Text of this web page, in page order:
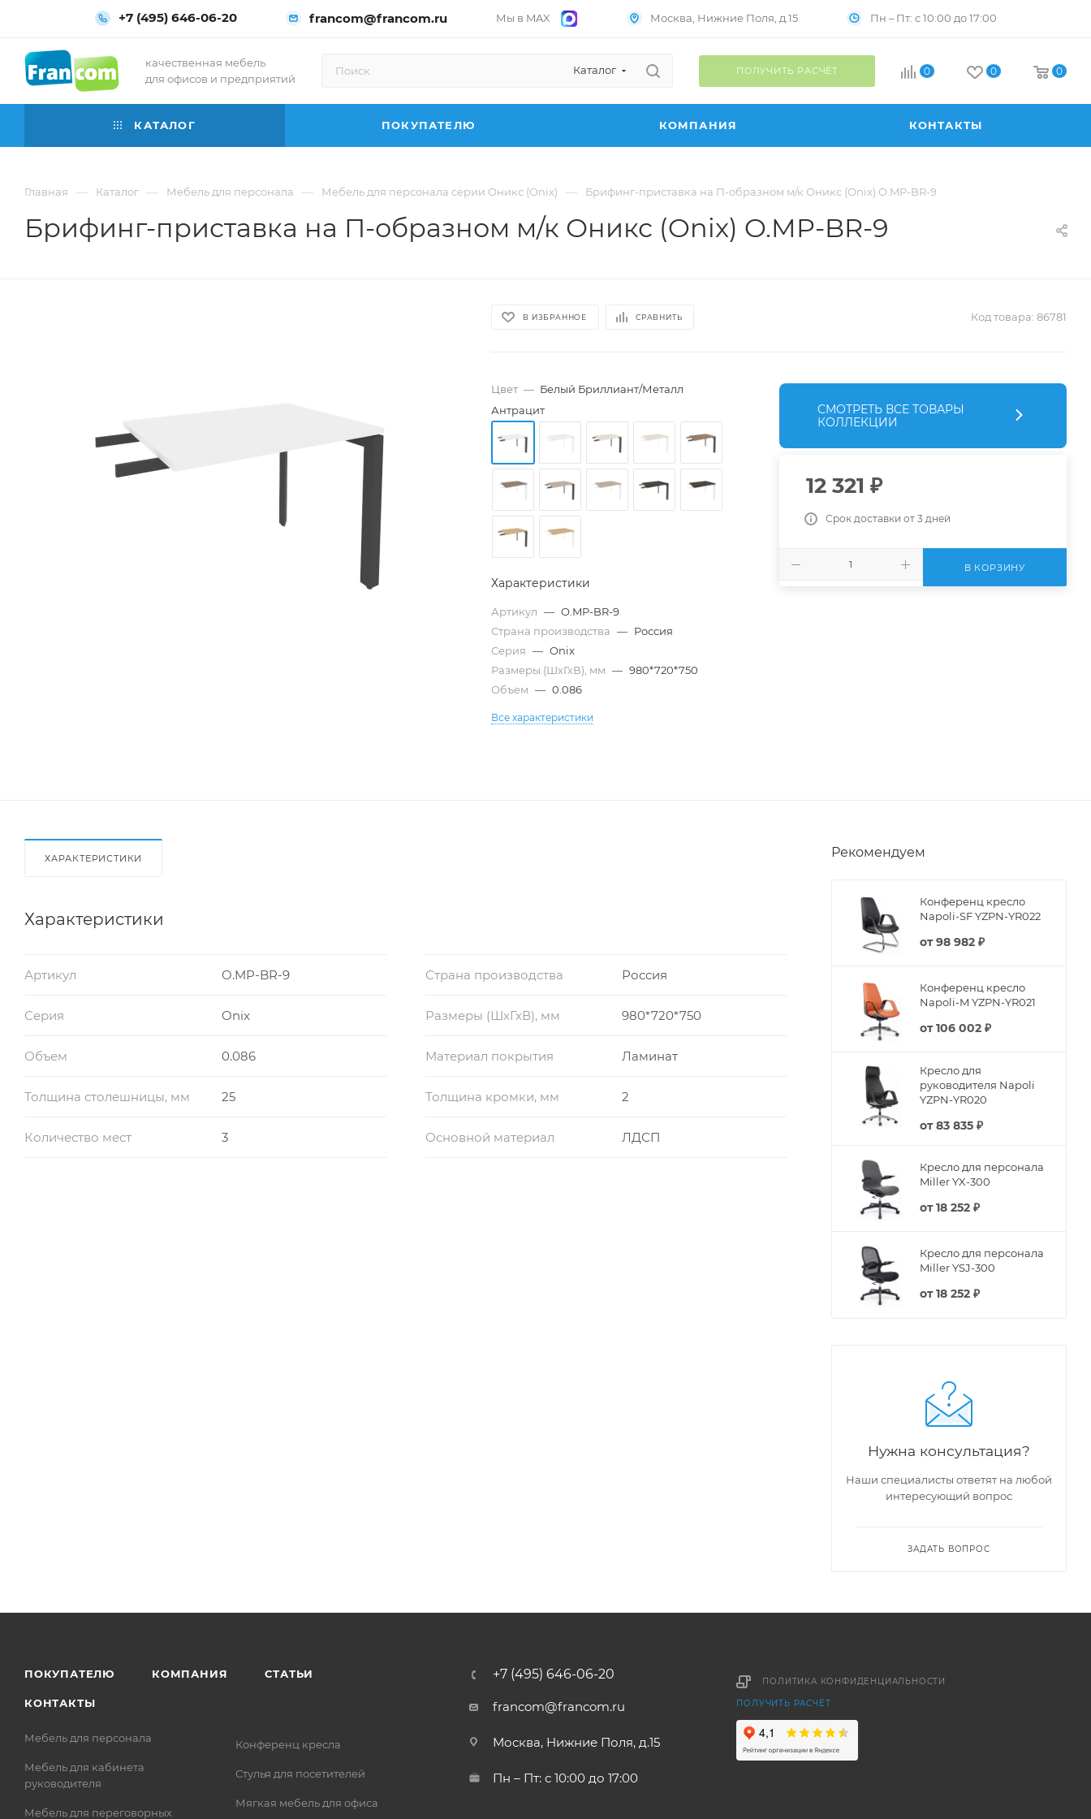
+7 (495) 646-06-20 francom@francom.ru Мы в MAX Москва, Нижние Поля, д.15 Пн – Пт: с 10:00 до 17:00
качественная мебель
для офисов и предприятий
Каталог ПОЛУЧИТЬ РАСЧЁТ 0 0 0
КАТАЛОГ ПОКУПАТЕЛЮ КОМПАНИЯ КОНТАКТЫ
Главная — Каталог — Мебель для персонала — Мебель для персонала серии Оникс (Onix) — Брифинг-приставка на П-образном м/к Оникс (Onix) O.MP-BR-9
Брифинг-приставка на П-образном м/к Оникс (Onix) O.MP-BR-9
В ИЗБРАННОЕ СРАВНИТЬ Код товара: 86781
Цвет — Белый Бриллиант/Металл
Антрацит
Характеристики
Артикул — O.MP-BR-9
Страна производства — Россия
Серия — Onix
Размеры (ШхГхВ), мм — 980*720*750
Объем — 0.086
Все характеристики
СМОТРЕТЬ ВСЕ ТОВАРЫ
КОЛЛЕКЦИИ
12 321 ₽
Срок доставки от 3 дней
В КОРЗИНУ
ХАРАКТЕРИСТИКИ
Характеристики
Артикул O.MP-BR-9 Страна производства Россия
Серия Onix Размеры (ШхГхВ), мм 980*720*750
Объем 0.086 Материал покрытия Ламинат
Толщина столешницы, мм 25 Толщина кромки, мм 2
Количество мест 3 Основной материал ЛДСП
Рекомендуем
Конференц кресло
Napoli-SF YZPN-YR022
от98 982 ₽
Конференц кресло
Napoli-M YZPN-YR021
от106 002 ₽
Кресло для
руководителя Napoli
YZPN-YR020
от83 835 ₽
Кресло для персонала
Miller YX-300
от18 252 ₽
Кресло для персонала
Miller YSJ-300
от18 252 ₽
Нужна консультация?
Наши специалисты ответят на любой
интересующий вопрос
ЗАДАТЬ ВОПРОС
ПОКУПАТЕЛЮ КОМПАНИЯ СТАТЬИ
КОНТАКТЫ
Мебель для персонала
Мебель для кабинета
руководителя
Мебель для переговорных
Конференц кресла
Стулья для посетителей
Мягкая мебель для офиса
+7 (495) 646-06-20
francom@francom.ru
Москва, Нижние Поля, д.15
Пн – Пт: с 10:00 до 17:00
ПОЛИТИКА КОНФИДЕНЦИАЛЬНОСТИ
ПОЛУЧИТЬ РАСЧЁТ